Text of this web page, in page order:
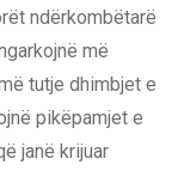
ndërkombëtarë
më
tutje dhimbjet e
pikëpamjet e
janë krijuar